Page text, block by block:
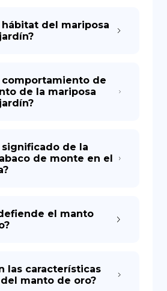
hábitat del mariposa
comportamiento de
de la mariposa
significado de la
de monte en el
el manto
las características
manto de oro?